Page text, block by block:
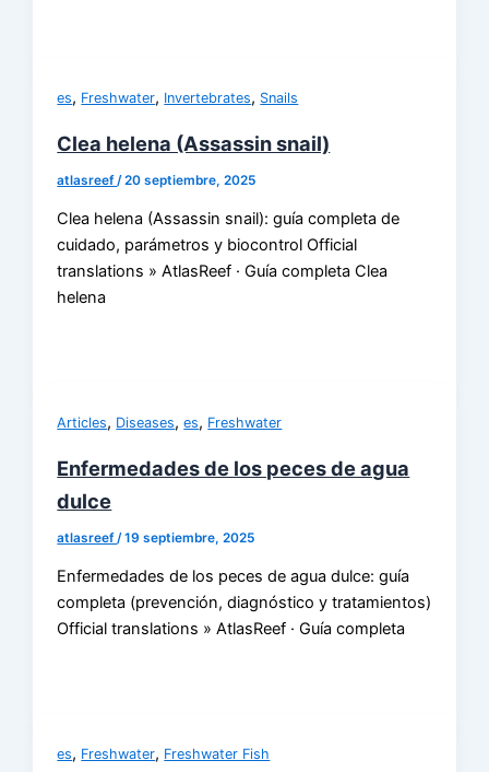
es, Freshwater, Invertebrates, Snails
Clea helena (Assassin snail)
atlasreef /20 septiembre, 2025
Clea helena (Assassin snail): guía completa de
cuidado, parámetros y biocontrol Official
translations » AtlasReef · Guía completa Clea
helena
Articles, Diseases,es, Freshwater
Enfermedades de los peces de agua
dulce
atlasreef/19 septiembre, 2025
Enfermedades de los peces de agua dulce: guía
completa (prevención, diagnóstico y tratamientos)
Official translations » AtlasReef · Guía completa
es, Freshwater, Freshwater Fish